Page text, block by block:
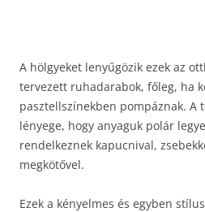
A hölgyeket lenyűgözik ezek az
tervezett ruhadarabok, főleg, ha
pasztellszínekben pompáznak. A
lényege, hogy anyaguk polár
rendelkeznek kapucnival,
megkötővel.
Ezek a kényelmes és egyben